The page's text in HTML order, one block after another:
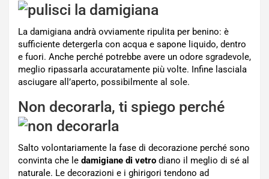
La damigiana andrà ovviamente ripulita per benino: è
sufficiente detergerla con acqua e sapone liquido, dentro
e fuori. Anche perché potrebbe avere un odore sgradevole,
meglio ripassarla accuratamente più volte. Infine lasciala
asciugare all’aperto, possibilmente al sole.
Non decorarla, ti spiego perché
Salto volontariamente la fase di decorazione perché sono
convinta che le damigiane di vetro diano il meglio di sé al
naturale. Le decorazioni e i ghirigori tendono ad